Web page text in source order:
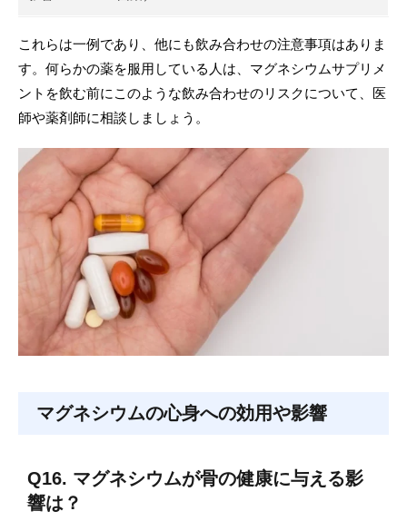
これらは一例であり、他にも飲み合わせの注意事項はありま
す。何らかの薬を服用している人は、マグネシウムサプリメ
ントを飲む前にこのような飲み合わせのリスクについて、医
師や薬剤師に相談しましょう。
マグネシウムの心身への効用や影響
Q16. マグネシウムが骨の健康に与える影
響は？